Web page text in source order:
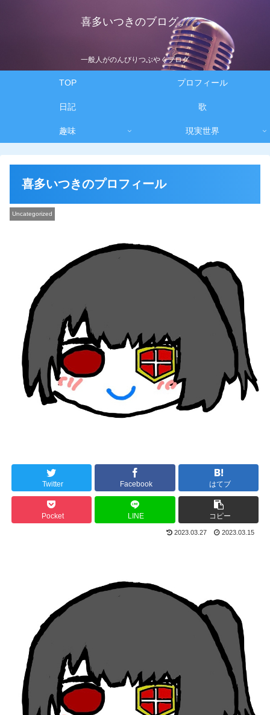
喜多いつきのブログ。
一般人がのんびりつぶやくブログ
TOP プロフィール
日記 歌
趣味 現実世界
喜多いつきのプロフィール
Uncategorized
Twitter Facebook はてブ
Pocket LINE コピー
2023.03.27 2023.03.15